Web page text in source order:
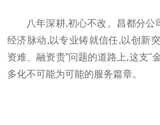
八年深耕,初心不改。昌都分
经济脉动,以专业铸就信任,以创新
资难、融资贵”问题的道路上,这支"
多化不可能为可能的服务篇章。